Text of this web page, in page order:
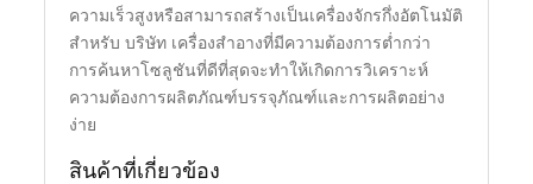
ความเร็วสูงหรือสามารถสร้างเป็นเครื่องจักรกึ่งอัตโนมัติ
สำหรับ บริษัท เครื่องสำอางที่มีความต้องการต่ำกว่า
การค้นหาโซลูชันที่ดีที่สุดจะทำให้เกิดการวิเคราะห์
ความต้องการผลิตภัณฑ์บรรจุภัณฑ์และการผลิตอย่าง
ง่าย
สินค้าที่เกี่ยวข้อง